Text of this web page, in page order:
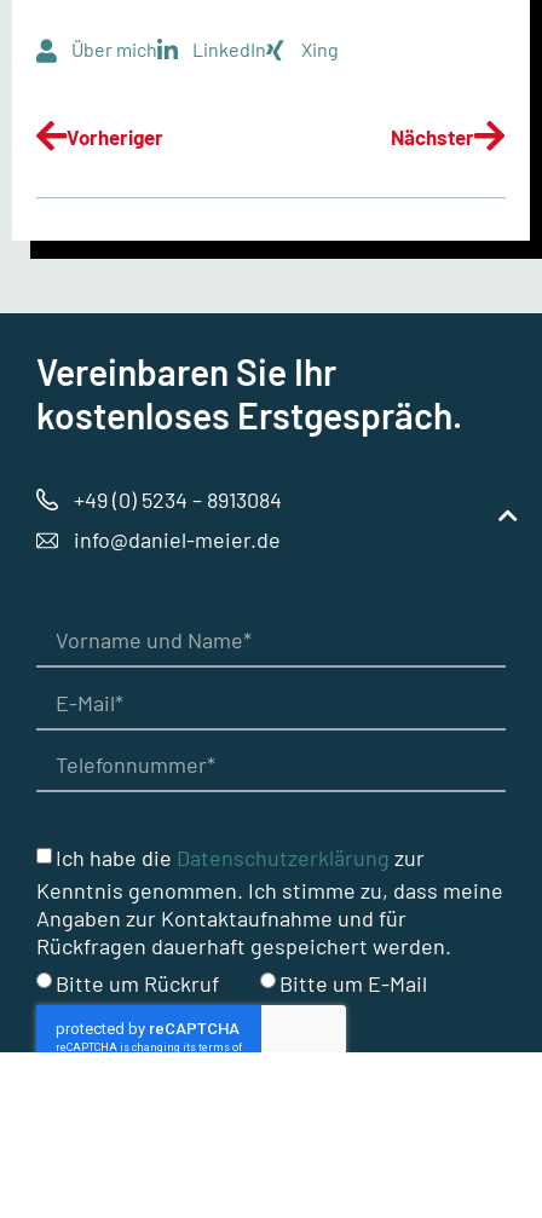
Über mich LinkedIn Xing
Vorheriger Nächster
Vereinbaren Sie Ihr
kostenloses Erstgespräch.
+49 (0) 5234 – 8913084
info@daniel-meier.de
Ich habe die Datenschutzerklärung zur
Kenntnis genommen. Ich stimme zu, dass meine
Angaben zur Kontaktaufnahme und für
Rückfragen dauerhaft gespeichert werden.
Bitte um Rückruf
Bitte um E-Mail